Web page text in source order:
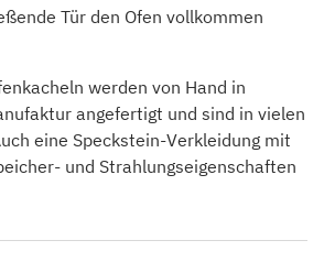
Tür den Ofen vollkommen
werden von Hand in
angefertigt und sind in vielen
eine Speckstein-Verkleidung mit
und Strahlungseigenschaften